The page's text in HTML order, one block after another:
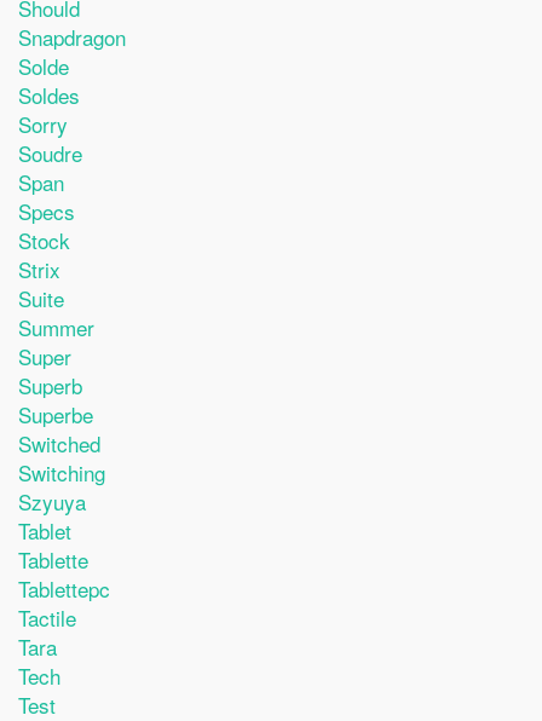
Should
Snapdragon
Solde
Soldes
Sorry
Soudre
Span
Specs
Stock
Strix
Suite
Summer
Super
Superb
Superbe
Switched
Switching
Szyuya
Tablet
Tablette
Tablettepc
Tactile
Tara
Tech
Test